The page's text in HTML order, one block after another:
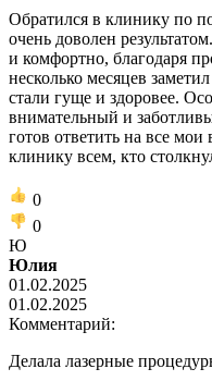
Обратился в клинику по
очень доволен
и комфортно, благодаря
несколько месяцев
стали гуще и здоровее.
внимательный и
готов ответить на все
клинику всем, кто
0
0
Ю
Юлия
01.02.2025
01.02.2025
Комментарий:
Делала лазерные